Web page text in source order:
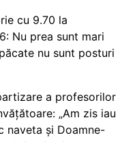
cu 9.70 la
Nu prea sunt mari
nu sunt posturi
a profesorilor
„Am zis iau
naveta și Doamne-